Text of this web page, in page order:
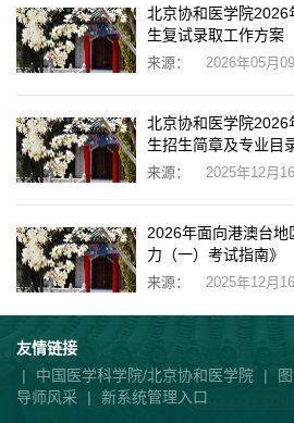
北京协和医学院2026
生复试录取工作方案
来源： 2026年05月
北京协和医学院2026
生招生简章及专业目
来源： 2025年12月
2026年面向港澳台
力（一）考试指南》
南》正式公布
来源： 2025年12月
友情链接
|
中国医学科学院/北京协和医学院 |
导师风采
| 新系统管理入口